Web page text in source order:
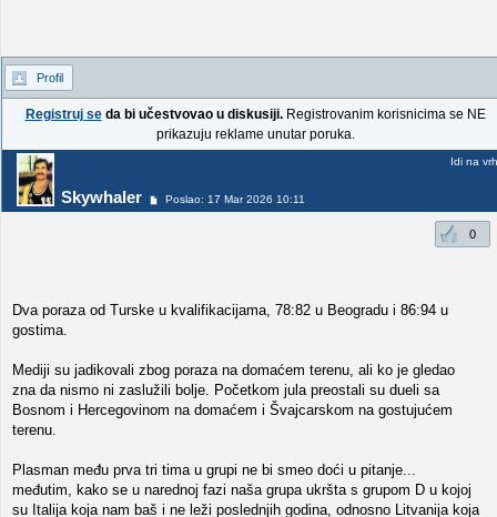
Profil
Registruj seda bi učestvovao u diskusiji.Registrovanim korisnicima se NE
prikazuju reklame unutar poruka.
Skywhaler Poslao: 17 Mar 2026 10:11
Idi na vrh
0
Dva poraza od Turske u kvalifikacijama, 78:82 u Beogradu i 86:94 u
gostima.
Mediji su jadikovali zbog poraza na domaćem terenu, ali ko je gledao
zna da nismo ni zaslužili bolje. Početkom jula preostali su dueli sa
Bosnom i Hercegovinom na domaćem i Švajcarskom na gostujućem
terenu.
Plasman među prva tri tima u grupi ne bi smeo doći u pitanje...
međutim, kako se u narednoj fazi naša grupa ukršta s grupom D u kojoj
su Italija koja nam baš i ne leži poslednjih godina, odnosno Litvanija koja